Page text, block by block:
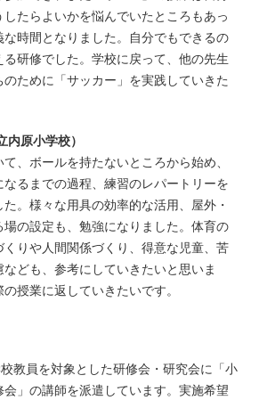
たらよいかを悩んでいたところもあっ
時間となりました。自分でもできるの
研修でした。学校に戻って、他の先生
ために「サッカー」を実践していきた
原小学校）
、ボールを持たないところから始め、
るまでの過程、練習のレパートリーを
。様々な用具の効率的な活用、屋外・
の設定も、勉強になりました。体育の
りや人間関係づくり、得意な児童、苦
ども、参考にしていきたいと思いま
授業に返していきたいです。
教員を対象とした研修会・研究会に「小
」の講師を派遣しています。実施希望